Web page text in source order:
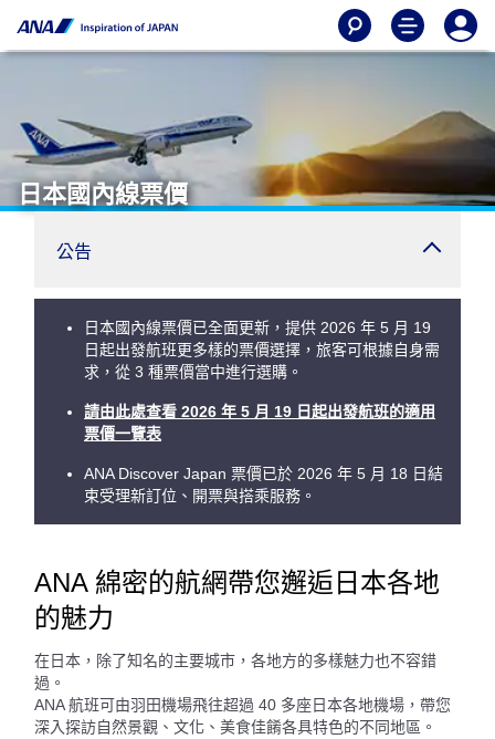
日本國內線票價
公告
日本國內線票價已全面更新，提供 2026 年 5 月 19
日起出發航班更多樣的票價選擇，旅客可根據自身需
求，從 3 種票價當中進行選購。
請由此處查看 2026 年 5 月 19 日起出發航班的適用
票價一覽表
ANA Discover Japan 票價已於 2026 年 5 月 18 日結
束受理新訂位、開票與搭乘服務。
ANA 綿密的航網帶您邂逅日本各地
的魅力
在日本，除了知名的主要城市，各地方的多樣魅力也不容錯
過。
ANA 航班可由羽田機場飛往超過 40 多座日本各地機場，帶您
深入探訪自然景觀、文化、美食佳餚各具特色的不同地區。